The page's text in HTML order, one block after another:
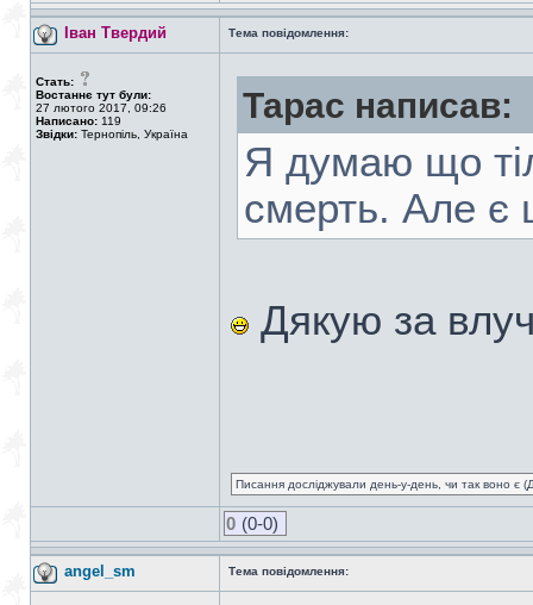
Іван Твердий Тема повідомлення:
Стать:
Востаннє тут були:
27 лютого 2017, 09:26
Написано: 119
Звідки: Тернопіль, Україна
Тарас написав:
Я думаю що
смерть. Але є
Дякую за
Писання досліджували день-у-день, чи так воно є
0 (0-0)
angel_sm Тема повідомлення: